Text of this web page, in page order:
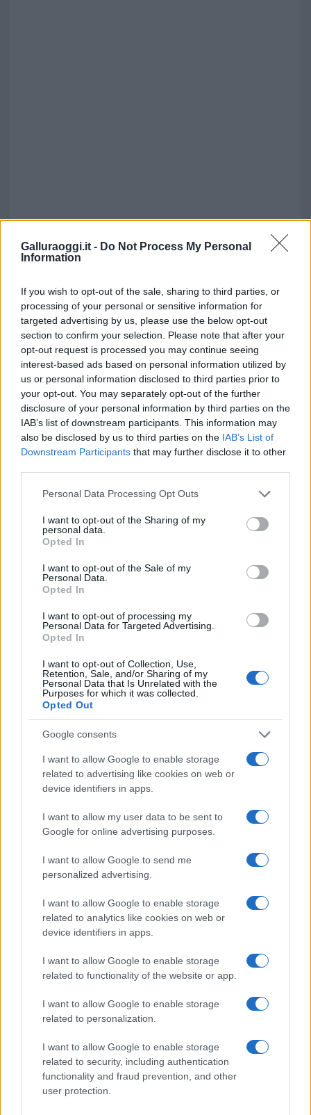
Galluraoggi.it - Do Not Process My Personal
Information
If you wish to opt-out of the sale, sharing to third parties, or
processing of your personal or sensitive information for
targeted advertising by us, please use the below opt-out
section to confirm your selection. Please note that after your
opt-out request is processed you may continue seeing
interest-based ads based on personal information utilized by
us or personal information disclosed to third parties prior to
your opt-out. You may separately opt-out of the further
disclosure of your personal information by third parties on the
IAB’s list of downstream participants. This information may
also be disclosed by us to third parties on the IAB’s List of
Downstream Participants that may further disclose it to other
Please note that this website/app uses one or more Google
not limited to your visit or usage behaviour. You may click to
grant or deny consent to Google and its third-party tags to
use your data for below specified purposes in below Google
consent section.
Personal Data Processing Opt Outs
I want to opt-out of the Sharing of my
personal data.
Opted In
I want to opt-out of the Sale of my
Personal Data.
Opted In
I want to opt-out of processing my
Personal Data for Targeted Advertising.
Opted In
I want to opt-out of Collection, Use,
Retention, Sale, and/or Sharing of my
Personal Data that Is Unrelated with the
Purposes for which it was collected.
Opted Out
Google consents
I want to allow Google to enable storage
related to advertising like cookies on web or
device identifiers in apps.
I want to allow my user data to be sent to
Google for online advertising purposes.
I want to allow Google to send me
personalized advertising.
I want to allow Google to enable storage
related to analytics like cookies on web or
device identifiers in apps.
I want to allow Google to enable storage
related to functionality of the website or app.
I want to allow Google to enable storage
related to personalization.
I want to allow Google to enable storage
related to security, including authentication
functionality and fraud prevention, and other
user protection.
Vuoi rimuovere le pubblicità nazionali?
Puoi abbonarti asoli € 1,10 al mese
cliccandoqui
Sei già abbonato?
Puoi effettuare l'accesso andando nella
sezioneLogindal menù del sito o
Concorso Vermentino Arzachena
Inviaci le tue segnalazioni,
i tuoi video e le tue foto
Su WhatsApp al numero +39
345 356 7512
Notizie in tempo reale?
Entra nel canale telegram di
GalluraOggi.it